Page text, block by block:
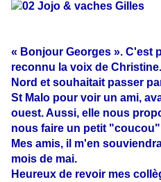
« Bonjour Georges ». C'est
reconnu la voix de
Nord et souhaitait passer
St Malo pour voir un ami,
ouest. Aussi, elle nous
nous faire un petit
Mes amis, il m'en
mois de mai.
Heureux de revoir mes